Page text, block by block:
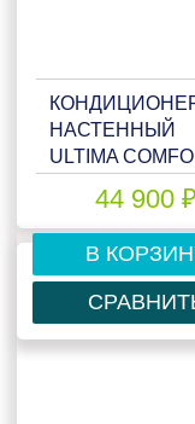
НАСТЕННЫЙ
ULTIMA
44 900 ₽
В